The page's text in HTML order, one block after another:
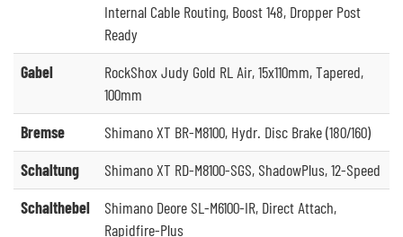
Internal Cable Routing, Boost 148, Dropper Post
Ready
Gabel
RockShox Judy Gold RL Air, 15x110mm, Tapered,
100mm
Bremse
Shimano XT BR-M8100, Hydr. Disc Brake (180/160)
Schaltung
Shimano XT RD-M8100-SGS, ShadowPlus, 12-Speed
Schalthebel
Shimano Deore SL-M6100-IR, Direct Attach,
Rapidfire-Plus